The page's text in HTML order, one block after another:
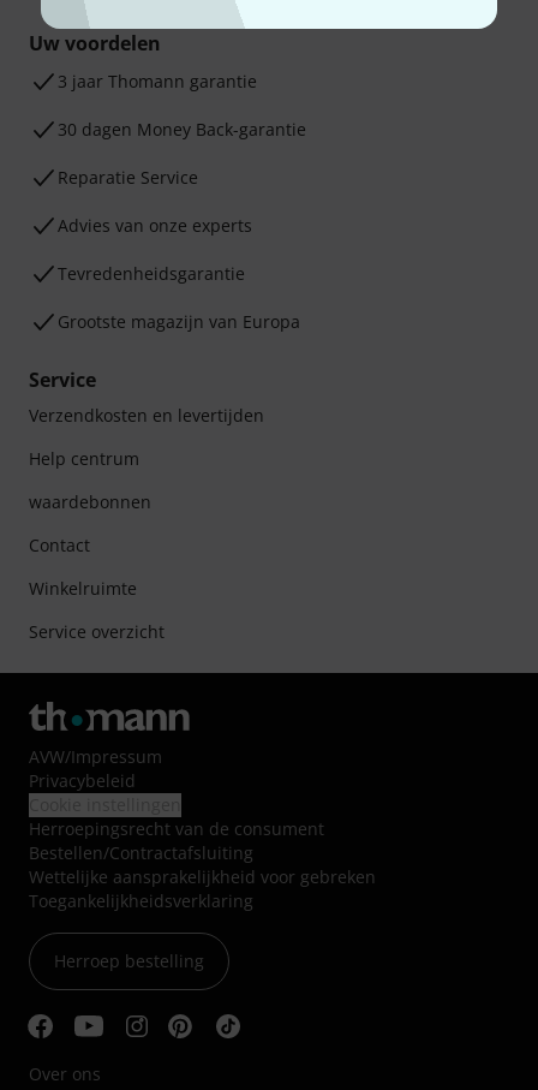
Uw voordelen
3 jaar Thomann garantie
30 dagen Money Back-garantie
Reparatie Service
Advies van onze experts
Tevredenheidsgarantie
Grootste magazijn van Europa
Service
Verzendkosten en levertijden
Help centrum
waardebonnen
Contact
Winkelruimte
Service overzicht
AVW/Impressum
Privacybeleid
Herroepingsrecht van de consument
Bestellen/Contractafsluiting
Wettelijke aansprakelijkheid voor gebreken
Toegankelijkheidsverklaring
Herroep bestelling
Over ons